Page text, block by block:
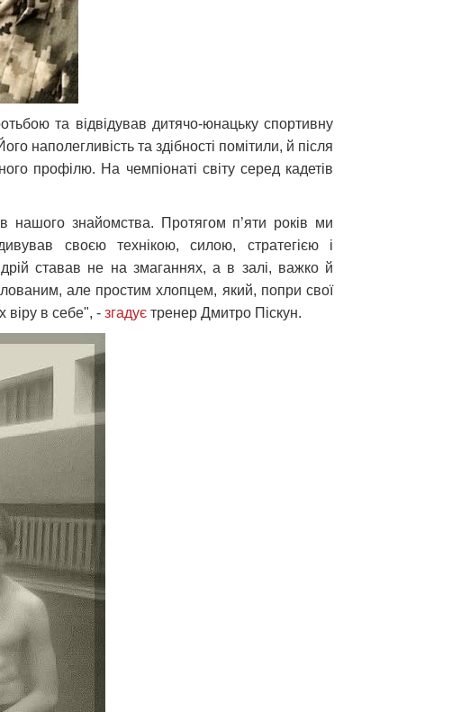
та відвідував дитячо-юнацьку спортивну
наполегливість та здібності помітили, й після
профілю. На чемпіонаті світу серед кадетів
знайомства. Протягом п’яти років ми
своєю технікою, силою, стратегією і
ставав не на змаганнях, а в залі, важко й
але простим хлопцем, який, попри свої
віру в себе", - згадує тренер Дмитро Піскун.